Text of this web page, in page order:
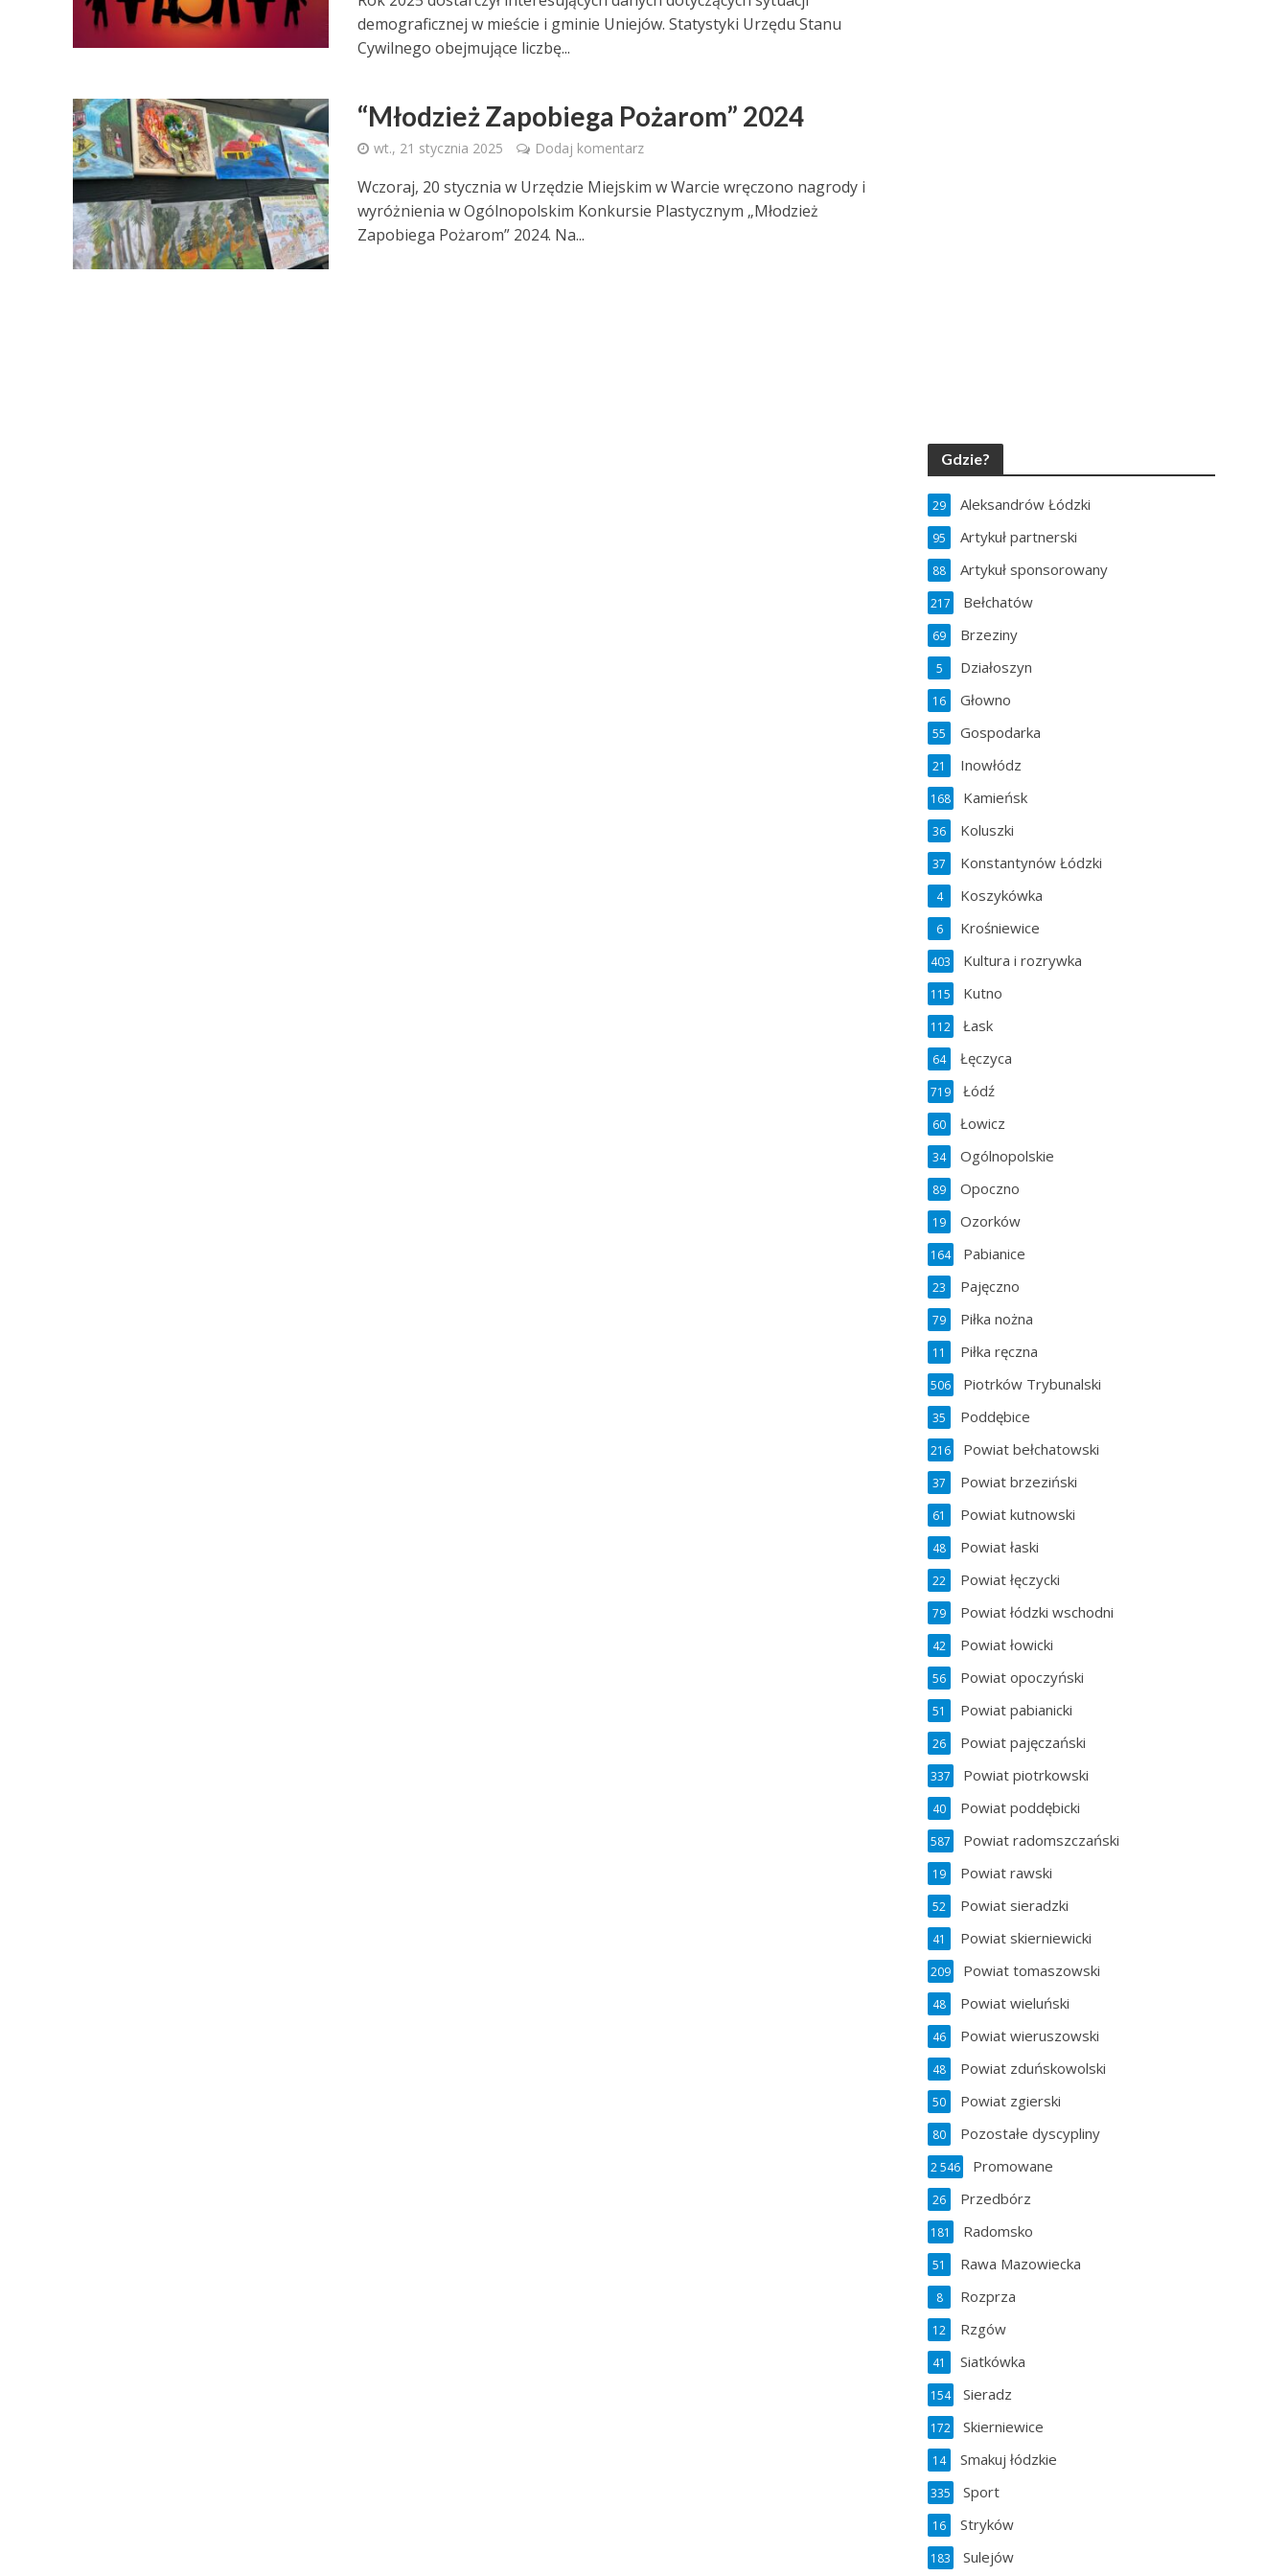
demograficznej w mieście i gminie Uniejów. Statystyki Urzędu Stanu
Cywilnego obejmujące liczbę...
“Młodzież Zapobiega Pożarom” 2024
wt., 21 stycznia 2025 Dodaj komentarz
Wczoraj, 20 stycznia w Urzędzie Miejskim w Warcie wręczono nagrody i
wyróżnienia w Ogólnopolskim Konkursie Plastycznym „Młodzież
Zapobiega Pożarom” 2024. Na...
Gdzie?
Aleksandrów Łódzki
29
Artykuł partnerski
95
Artykuł sponsorowany
88
Bełchatów
217
Brzeziny
69
Działoszyn
5
Głowno
16
Gospodarka
55
Inowłódz
21
Kamieńsk
168
Koluszki
36
Konstantynów Łódzki
37
Koszykówka
4
Krośniewice
6
Kultura i rozrywka
403
Kutno
115
Łask
112
Łęczyca
64
Łódź
719
Łowicz
60
Ogólnopolskie
34
Opoczno
89
Ozorków
19
Pabianice
164
Pajęczno
23
Piłka nożna
79
Piłka ręczna
11
Piotrków Trybunalski
506
Poddębice
35
Powiat bełchatowski
216
Powiat brzeziński
37
Powiat kutnowski
61
Powiat łaski
48
Powiat łęczycki
22
Powiat łódzki wschodni
79
Powiat łowicki
42
Powiat opoczyński
56
Powiat pabianicki
51
Powiat pajęczański
26
Powiat piotrkowski
337
Powiat poddębicki
40
Powiat radomszczański
587
Powiat rawski
19
Powiat sieradzki
52
Powiat skierniewicki
41
Powiat tomaszowski
209
Powiat wieluński
48
Powiat wieruszowski
46
Powiat zduńskowolski
48
Powiat zgierski
50
Pozostałe dyscypliny
80
Promowane
2 546
Przedbórz
26
Radomsko
181
Rawa Mazowiecka
51
Rozprza
8
Rzgów
12
Siatkówka
41
Sieradz
154
Skierniewice
172
Smakuj łódzkie
14
Sport
335
Stryków
16
Sulejów
183